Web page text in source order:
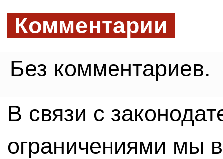
Комментарии
Без комментариев.
В связи с
ограничениями мы